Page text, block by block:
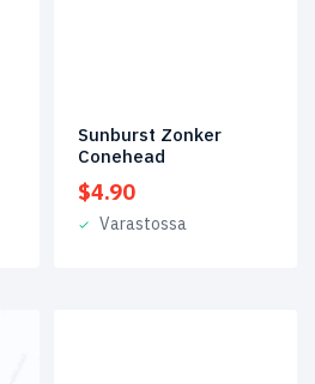
Sunburst Zonker
Conehead
$4.90
Varastossa